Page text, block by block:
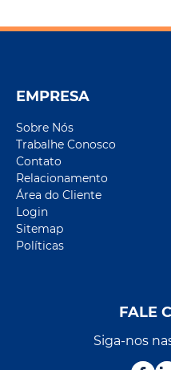
EMPRESA
Sobre Nós
Trabalhe Conosco
Contato
Relacionamento
Área do Cliente
Login
Sitemap
Políticas
FALE
Siga-nos